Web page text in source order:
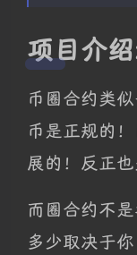
项目介
币圈合约类
币是正规的
展的！反正
而圈合约不
多少取决于